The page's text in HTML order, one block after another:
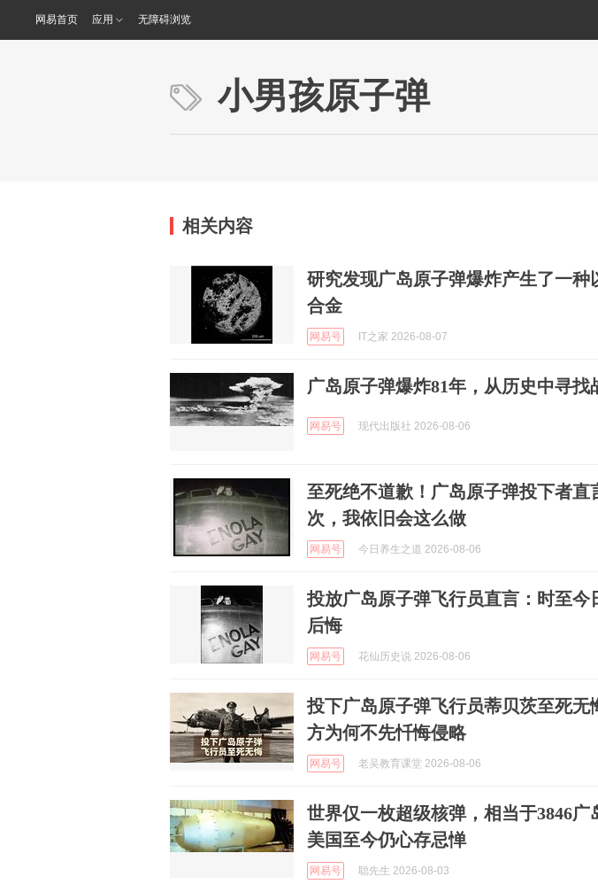
网易首页 应用 无障碍浏览
小男孩原子弹
相关内容
研究发现广岛原子弹爆炸产生了一种
合金
网易号 IT之家 2026-08-07
广岛原子弹爆炸81年，从历史中寻找
网易号 现代出版社 2026-08-06
至死绝不道歉！广岛原子弹投下者直
次，我依旧会这么做
网易号 今日养生之道 2026-08-06
投放广岛原子弹飞行员直言：时至今
后悔
网易号 花仙历史说 2026-08-06
投下广岛原子弹飞行员蒂贝茨至死无
方为何不先忏悔侵略
网易号 老吴教育课堂 2026-08-06
世界仅一枚超级核弹，相当于3846广
美国至今仍心存忌惮
网易号 聪先生 2026-08-03